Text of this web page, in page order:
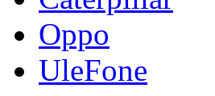
Oppo
UleFone